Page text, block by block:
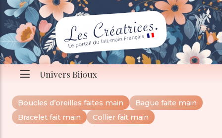
Univers Bijoux
Boucles d’oreilles faites main
Bague faite main
Bracelet fait main
Collier fait main